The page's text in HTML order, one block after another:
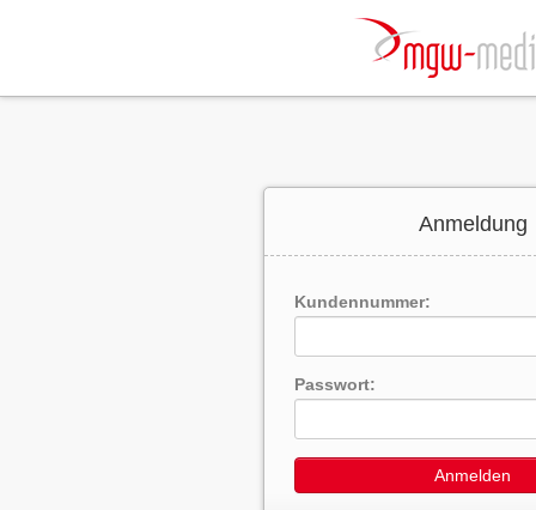
Anmeldung
Kundennummer:
Passwort:
Anmelden